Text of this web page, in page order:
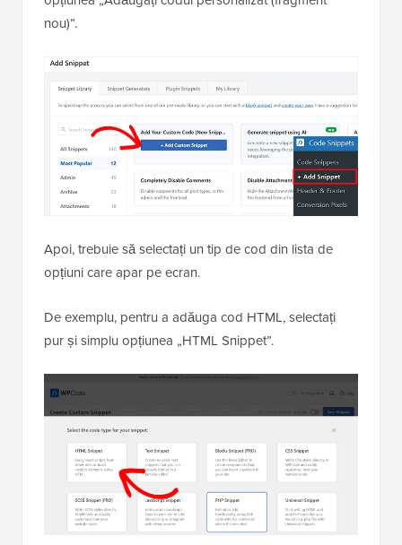
nou)”.
Apoi, trebuie să selectați un tip de cod din lista de
opțiuni care apar pe ecran.
De exemplu, pentru a adăuga cod HTML, selectați
pur și simplu opțiunea „HTML Snippet”.